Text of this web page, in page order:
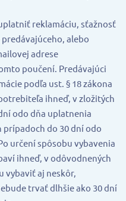
reklamáciu, sťažnosť
alebo
adrese
poučení. Predávajúci
podľa ust. § 18 zákona
ihneď, v zložitých
odo dňa uplatnenia
prípadoch do 30 dní odo
určení spôsobu vybavenia
ihneď, v odôvodnených
vybaviť aj neskôr,
trvať dlhšie ako 30 dní